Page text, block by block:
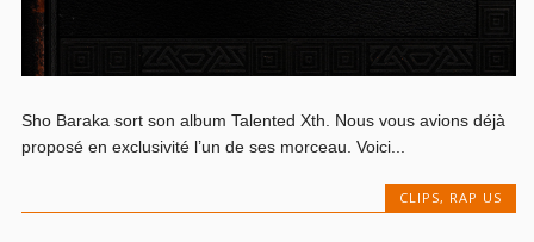
Sho Baraka sort son album Talented Xth. Nous vous avions déjà
proposé en exclusivité l’un de ses morceau. Voici...
CLIPS, RAP US